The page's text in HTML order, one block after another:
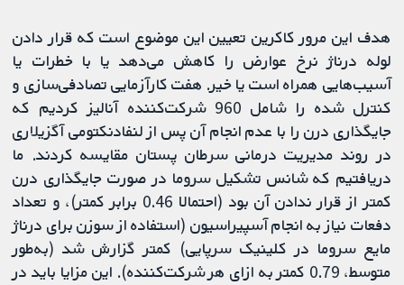
هدف این مرور کاکرین تعیین این موضوع است که قرار دادن
لوله درناژ نرخ عوارض را کاهش می‌دهد یا با خطرات یا
آسیب‌هایی همراه است یا خیر. هفت کارآزمایی تصادفی‌سازی و
کنترل شده را شامل 960 شرکت‌کننده آنالیز کردیم که
جایگذاری درن را با عدم انجام آن پس از لنفادنکتومی آگزیلاری
در روند مدیریت درمانی سرطان پستان مقایسه کردند. ما
دریافتیم که شانس تشکیل سروما در صورت جایگذاری درن
کمتر از قرار ندادن آن بود (احتمالا 0.46 برابر کمتر)، و تعداد
دفعات نیاز به انجام آسپیراسیون (استفاده از سوزن برای درناژ
مایع سروما در کلینیک سرپایی) کمتر گزارش شد (به‌طور
متوسط، 0.79 کمتر به ازای هر شرکت‌کننده). این مزایا باید در